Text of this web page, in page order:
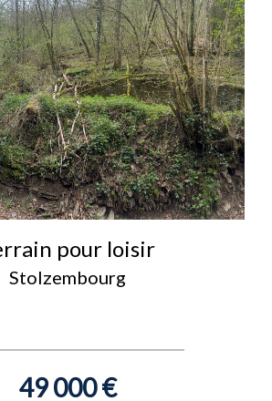
pour loisir
Stolzembourg
49 000 €